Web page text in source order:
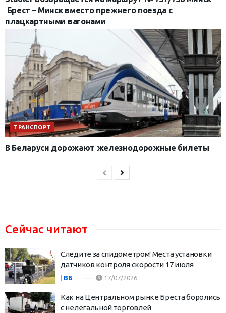
Брест – Минск вместо прежнего поезда с
плацкартными вагонами
ТРАНСПОРТ
В Беларуси дорожают железнодорожные билеты
Сейчас читают
Следите за спидометром! Места установки
датчиков контроля скорости 17 июля
| ВБ 17/07/2026
Как на Центральном рынке Бреста боролись
с нелегальной торговлей